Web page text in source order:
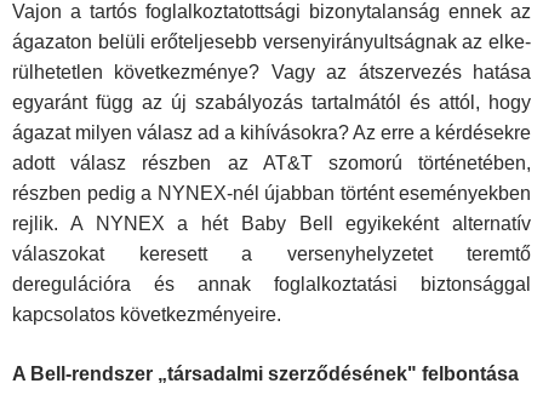
Vajon a tartós foglalkoztatottsági bizonytalanság ennek az
ágazaton belüli erőteljesebb versenyirányultságnak az elke­
rülhetetlen következménye? Vagy az átszervezés hatása
egyaránt függ az új szabályozás tartalmától és attól, hogy
ágazat milyen válasz ad a kihívásokra? Az erre a kérdésekre
adott válasz részben az AT&T szomorú történetében,
részben pedig a NYNEX-nél újabban történt eseményekben
rejlik. A NYNEX a hét Baby Bell egyikeként alternatív
válaszokat ke­resett a versenyhelyzetet teremtő
deregulációra és annak fog­lalkoztatási biztonsággal
kapcsolatos következményeire.
A Bell-rendszer „társadalmi szerződésének" felbontása